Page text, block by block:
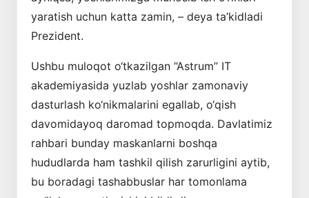
yaratish uchun katta zamin, – deya ta’kidladi
Prezident.
Ushbu muloqot o‘tkazilgan “Astrum” IT
akademiyasida yuzlab yoshlar zamonaviy
dasturlash ko‘nikmalarini egallab, o‘qish
davomidayoq daromad topmoqda. Davlatimiz
rahbari bunday maskanlarni boshqa
hududlarda ham tashkil qilish zarurligini aytib,
bu boradagi tashabbuslar har tomonlama